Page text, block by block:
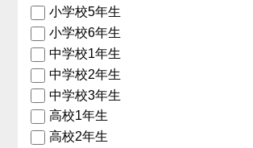
小学校5年生
小学校6年生
中学校1年生
中学校2年生
中学校3年生
高校1年生
高校2年生